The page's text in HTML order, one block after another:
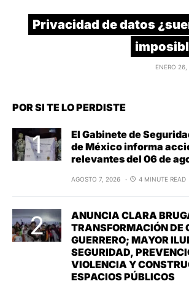
Privacidad de datos
ENERO
POR SI TE LO PERDISTE
El Gabinete de
de México informa
relevantes del 06 de
AGOSTO 7, 2026 4 MINUTE READ
ANUNCIA CLARA
TRANSFORMACIÓN DE
GUERRERO; MAYOR
SEGURIDAD,
VIOLENCIA Y
ESPACIOS PÚBLICOS